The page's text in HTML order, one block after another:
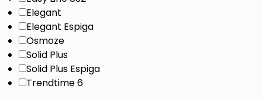
Elegant
Elegant Espiga
Osmoze
Solid Plus
Solid Plus Espiga
Trendtime 6